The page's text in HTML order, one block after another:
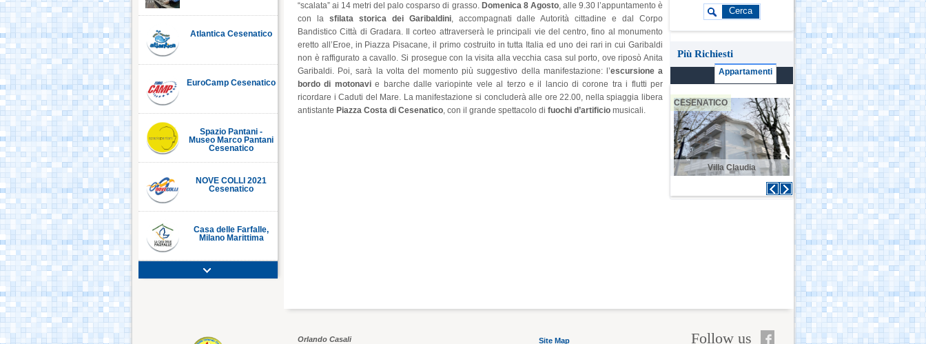
Atlantica Cesenatico
EuroCamp Cesenatico
Spazio Pantani -
Museo Marco Pantani
Cesenatico
NOVE COLLI 2021
Cesenatico
Casa delle Farfalle,
Milano Marittima
Adriatic Golf Club
“scalata” ai 14 metri del palo cosparso di grasso. Domenica 8 Agosto, alle 9.30 l’appuntamento è
con la sfilata storica dei Garibaldini, accompagnati dalle Autorità cittadine e dal Corpo
Bandistico Città di Gradara. Il corteo attraverserà le principali vie del centro, fino al monumento
eretto all’Eroe, in Piazza Pisacane, il primo costruito in tutta Italia ed uno dei rari in cui Garibaldi
non è raffigurato a cavallo. Si prosegue con la visita alla vecchia casa sul porto, ove riposò Anita
Garibaldi. Poi, sarà la volta del momento più suggestivo della manifestazione: l’escursione a
bordo di motonavie barche dalle variopinte vele al terzo e il lancio di corone tra i flutti per
ricordare i Caduti del Mare. La manifestazione si concluderà alle ore 22.00, nella spiaggia libera
antistante Piazza Costa di Cesenatico, con il grande spettacolo di fuochi d’artificio musicali.
Cerca
Più Richiesti
Appartamenti
CESENATICO CESENATICO
Villa Claudia
CESENATICO
Casa Menotti
CESENATICO
Orlando Casali Site Map Follow us